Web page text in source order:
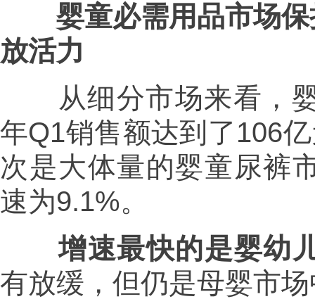
婴童必需用品市场
放活力
从细分市场来看，婴
年Q1销售额达到了106
次是大体量的婴童尿裤
速为9.1%。
增速最快的是婴幼
有放缓，但仍是母婴市